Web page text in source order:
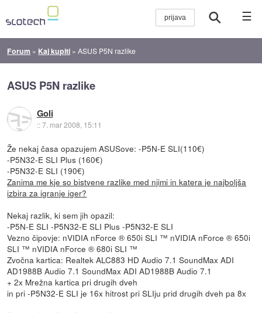
☰
Forum » Kaj kupiti »ASUS P5N razlike
ASUS P5N razlike
Goli
::7. mar 2008, 15:11
Že nekaj časa opazujem ASUSove: -P5N-E SLI(110€)
-P5N32-E SLI Plus (160€)
-P5N32-E SLI (190€)
Zanima me kje so bistvene razlike med njimi in katera je najboljša
izbira za igranje iger?
Nekaj razlik, ki sem jih opazil:
-P5N-E SLI -P5N32-E SLI Plus -P5N32-E SLI
Vezno čipovje: nVIDIA nForce ® 650i SLI ™ nVIDIA nForce ® 650i
SLI ™ nVIDIA nForce ® 680i SLI ™
Zvočna kartica: Realtek ALC883 HD Audio 7.1 SoundMax ADI
AD1988B Audio 7.1 SoundMax ADI AD1988B Audio 7.1
+ 2x Mrežna kartica pri drugih dveh
in pri -P5N32-E SLI je 16x hitrost pri SLIju prid drugih dveh pa 8x